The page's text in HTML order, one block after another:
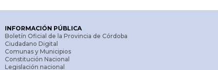
INFORMACIÓN PÚBLICA
Boletín Oficial de la Provincia de Córdoba
Ciudadano Digital
Comunas y Municipios
Constitución Nacional
Legislación nacional